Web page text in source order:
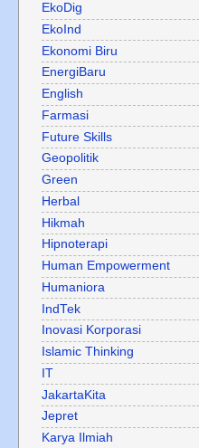
EkoDig
EkoInd
Ekonomi Biru
EnergiBaru
English
Farmasi
Future Skills
Geopolitik
Green
Herbal
Hikmah
Hipnoterapi
Human Empowerment
Humaniora
IndTek
Inovasi Korporasi
Islamic Thinking
IT
JakartaKita
Jepret
Karya Ilmiah